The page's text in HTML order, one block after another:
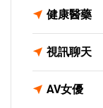
健康醫藥
視訊聊天
AV女優